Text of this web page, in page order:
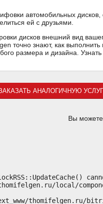
автомобильных
ей с друзьями.
дисков внешний вид
точно знают, как
размера и дизайна.
АНАЛОГИЧНУЮ
Вы
local/